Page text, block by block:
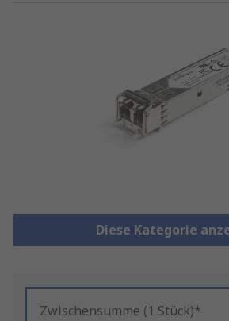
Diese Kategorie
Zwischensumme (1 Stück)*